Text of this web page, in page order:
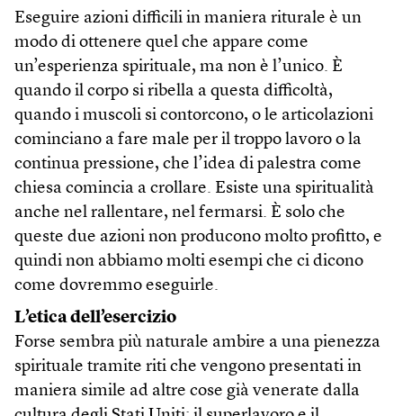
Eseguire azioni difficili in maniera riturale è un
modo di ottenere quel che appare come
un’esperienza spirituale, ma non è l’unico. È
quando il corpo si ribella a questa difficoltà,
quando i muscoli si contorcono, o le articolazioni
cominciano a fare male per il troppo lavoro o la
continua pressione, che l’idea di palestra come
chiesa comincia a crollare. Esiste una spiritualità
anche nel rallentare, nel fermarsi. È solo che
queste due azioni non producono molto profitto, e
quindi non abbiamo molti esempi che ci dicono
come dovremmo eseguirle.
L’etica dell’esercizio
Forse sembra più naturale ambire a una pienezza
spirituale tramite riti che vengono presentati in
maniera simile ad altre cose già venerate dalla